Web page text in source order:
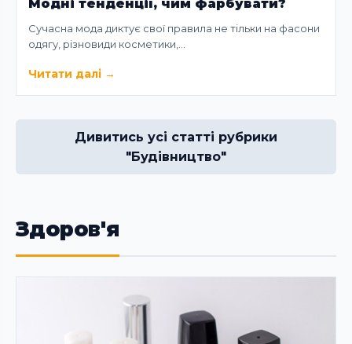
Модні тенденції, чим фарбувати?
Сучасна мода диктує свої правила не тільки на фасони
одягу, різновиди косметики,…
Читати далі →
Дивитись усі статті рубрики
"Будівництво"
Здоров'я